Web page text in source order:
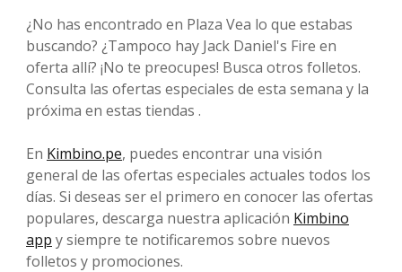
¿No has encontrado en Plaza Vea lo que estabas
buscando? ¿Tampoco hay Jack Daniel's Fire en
oferta allí? ¡No te preocupes! Busca otros folletos.
Consulta las ofertas especiales de esta semana y la
próxima en estas tiendas .
En Kimbino.pe, puedes encontrar una visión
general de las ofertas especiales actuales todos los
días. Si deseas ser el primero en conocer las ofertas
populares, descarga nuestra aplicación Kimbino
app y siempre te notificaremos sobre nuevos
folletos y promociones.